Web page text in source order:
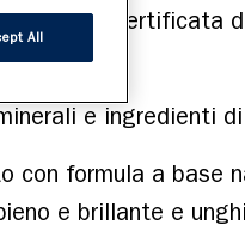
& certificata
con formula a base
All